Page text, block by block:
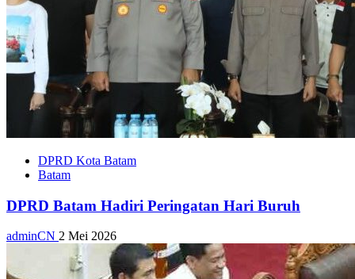
DPRD Kota Batam
Batam
DPRD Batam Hadiri Peringatan Hari Buruh
adminCN 2 Mei 2026